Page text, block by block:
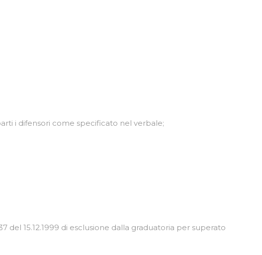
i difensori come specificato nel verbale;
15.12.1999 di esclusione dalla graduatoria per superato